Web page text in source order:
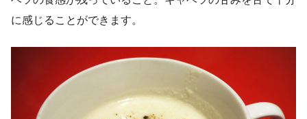
に感じることができます。